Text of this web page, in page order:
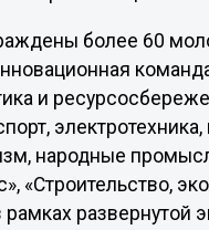
более 60
и
народные
«Строительство,
развернутой